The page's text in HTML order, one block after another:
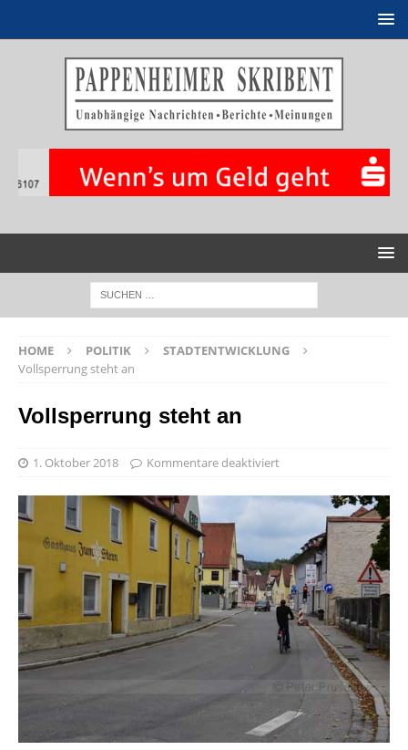
HOME POLITIK
STADTENTWICKLUNG
Vollsperrung steht an
Vollsperrung steht an
1. Oktober 2018 Kommentare deaktiviert